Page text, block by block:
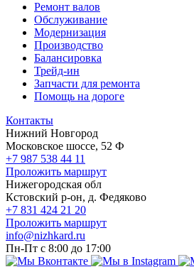
Ремонт валов
Обслуживание
Модернизация
Производство
Балансировка
Трейд-ин
Запчасти для ремонта
Помощь на дороге
Контакты
Нижний Новгород
Московское шоссе, 52 Ф
+7 987 538 44 11
Проложить маршрут
Нижегородская обл
Кстовский р-он, д. Федяково
+7 831 424 21 20
Проложить маршрут
info@nizhkard.ru
Пн-Пт с 8:00 до 17:00